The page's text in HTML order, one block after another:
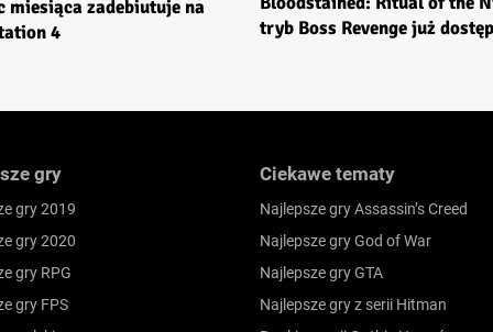
miesiąca zadebiutuje na
4
tryb Boss Revenge już
gry
gry 2019
gry 2020
gry RPG
gry FPS
Ciekawe tematy
Najlepsze gry Assassin’s Creed
Najlepsze gry God of War
Najlepsze gry GTA
Najlepsze gry z serii Hitman